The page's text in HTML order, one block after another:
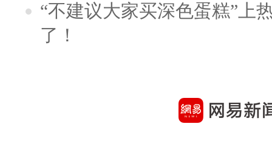
“不建议大家买深色蛋糕”上
了！